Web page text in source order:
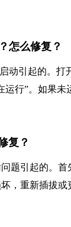
怎么修复？
动引起的。打
运行”。如果
复？
题引起的。
，重新插拔